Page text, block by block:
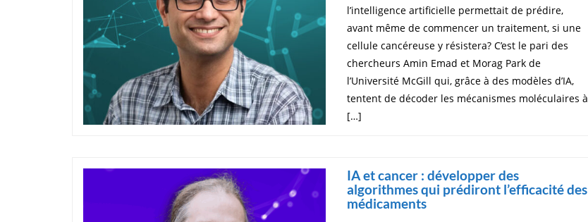
l’intelligence artificielle permettait de prédire,
avant même de commencer un traitement, si une
cellule cancéreuse y résistera? C’est le pari des
chercheurs Amin Emad et Morag Park de
l’Université McGill qui, grâce à des modèles d’IA,
tentent de décoder les mécanismes moléculaires à
[…]
IA et cancer : développer des
algorithmes qui prédiront l’efficacité des
médicaments